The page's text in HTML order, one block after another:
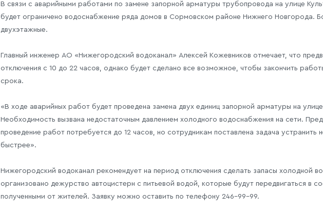
В связи с аварийными работами по замене запорной арматуры трубопровода на улице
будет ограничено водоснабжение ряда домов в Сормовском районе Нижнего Новгорода.
двухэтажные.
Главный инженер АО «Нижегородский водоканал» Алексей Кожевников отмечает, что
отключения с 10 до 22 часов, однако будет сделано все возможное, чтобы закончить
срока.
«В ходе аварийных работ будет проведена замена двух единиц запорной арматуры на
Необходимость вызвана недостаточным давлением холодного водоснабжения на сети.
проведение работ потребуется до 12 часов, но сотрудникам поставлена задача устранить
быстрее».
Нижегородский водоканал рекомендует на период отключения сделать запасы холодной
организовано дежурство автоцистерн с питьевой водой, которые будут передвигаться в
полученными от жителей. Заявку можно оставить по телефону 246-99-99.